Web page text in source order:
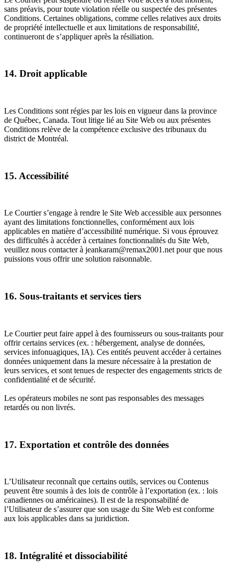
sans préavis, pour toute violation réelle ou suspectée des présentes
Conditions. Certaines obligations, comme celles relatives aux droits
de propriété intellectuelle et aux limitations de responsabilité,
continueront de s’appliquer après la résiliation.
14. Droit applicable
Les Conditions sont régies par les lois en vigueur dans la province
de Québec, Canada. Tout litige lié au Site Web ou aux présentes
Conditions relève de la compétence exclusive des tribunaux du
district de Montréal.
15. Accessibilité
Le Courtier s’engage à rendre le Site Web accessible aux personnes
ayant des limitations fonctionnelles, conformément aux lois
applicables en matière d’accessibilité numérique. Si vous éprouvez
des difficultés à accéder à certaines fonctionnalités du Site Web,
veuillez nous contacter à jeankaram@remax2001.net pour que nous
puissions vous offrir une solution raisonnable.
16. Sous-traitants et services tiers
Le Courtier peut faire appel à des fournisseurs ou sous-traitants pour
offrir certains services (ex. : hébergement, analyse de données,
services infonuagiques, IA). Ces entités peuvent accéder à certaines
données uniquement dans la mesure nécessaire à la prestation de
leurs services, et sont tenues de respecter des engagements stricts de
confidentialité et de sécurité.
Les opérateurs mobiles ne sont pas responsables des messages
retardés ou non livrés.
17. Exportation et contrôle des données
L’Utilisateur reconnaît que certains outils, services ou Contenus
peuvent être soumis à des lois de contrôle à l’exportation (ex. : lois
canadiennes ou américaines). Il est de la responsabilité de
l’Utilisateur de s’assurer que son usage du Site Web est conforme
aux lois applicables dans sa juridiction.
18. Intégralité et dissociabilité